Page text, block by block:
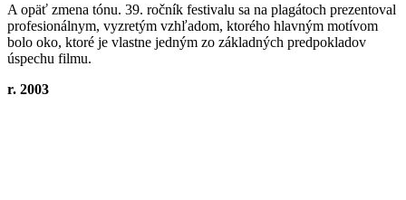
A opäť zmena tónu. 39. ročník festivalu sa na plagátoch prezentoval
profesionálnym, vyzretým vzhľadom, ktorého hlavným motívom
bolo oko, ktoré je vlastne jedným zo základných predpokladov
úspechu filmu.
r. 2003